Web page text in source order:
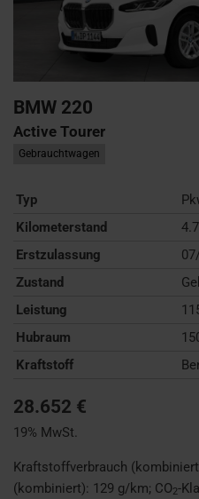
BMW 220
Active Tourer
Gebrauchtwagen
Typ
Kilometerstand
Erstzulassung
Zustand
Leistung
Hubraum
Kraftstoff
28.652 €
19% MwSt.
Kraftstoffverbrauch
(kombiniert): 129 g/km; CO2-